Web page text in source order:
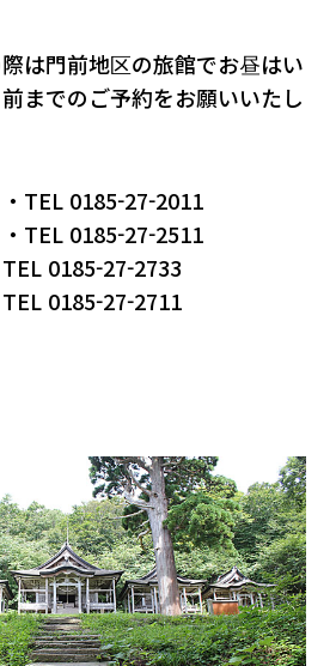
は門前地区の旅館でお昼はい
までのご予約をお願いいたし
TEL 0185-27-2011
TEL 0185-27-2511
0185-27-2733
0185-27-2711